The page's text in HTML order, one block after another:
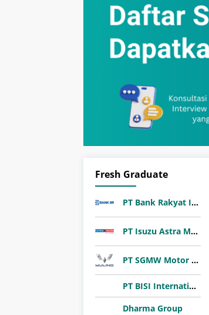
Fresh Graduate
PT Bank Rakyat Indonesia (Persero) Tbk
PT Isuzu Astra Motor Indonesia
PT SGMW Motor Indonesia
​PT BISI International Tbk
Dharma Group